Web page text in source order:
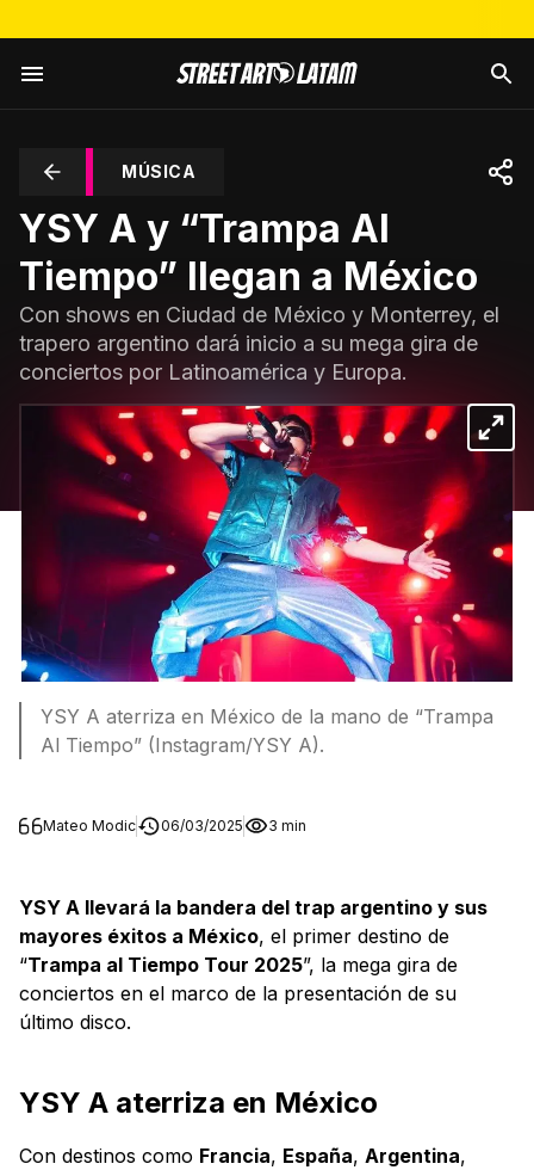
MÚSICA
YSY A y “Trampa Al
Tiempo” llegan a México
Con shows en Ciudad de México y Monterrey, el
trapero argentino dará inicio a su mega gira de
conciertos por Latinoamérica y Europa.
YSY A aterriza en México de la mano de “Trampa
Al Tiempo” (Instagram/YSY A).
Mateo Modic 06/03/2025 3 min
YSY A llevará la bandera del trap argentino y sus
mayores éxitos a México, el primer destino de
“Trampa al Tiempo Tour 2025”, la mega gira de
conciertos en el marco de la presentación de su
último disco.
YSY A aterriza en México
Con destinos como Francia, España, Argentina,